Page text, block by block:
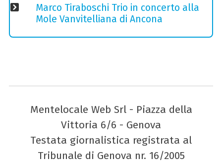
Marco Tiraboschi Trio in concerto alla
Mole Vanvitelliana di Ancona
Mentelocale Web Srl - Piazza della
Vittoria 6/6 - Genova
Testata giornalistica registrata al
Tribunale di Genova nr. 16/2005